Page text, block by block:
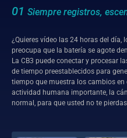
01Siempre registros,
¿Quieres vídeo las 24 horas del día,
preocupa que la batería se agote
La CB3 puede conectar y procesar
de tiempo preestablecidos para
tiempo que muestra los cambios en
actividad humana importante, la
normal, para que usted no te